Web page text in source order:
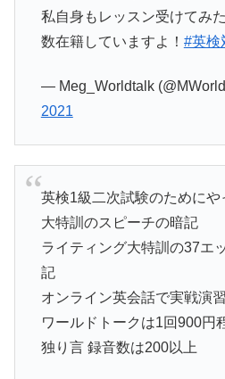
私自身もレッスン受けてみ
数在籍していますよ！ #英検
— Meg_Worldtalk
2021
英検1級二次試験のためにや
大特訓のスピーチの暗記
ライティング大特訓の37エ
記
オンライン英会話で実戦演
ワールドトークは1回900円
独り言 録音数は200以上